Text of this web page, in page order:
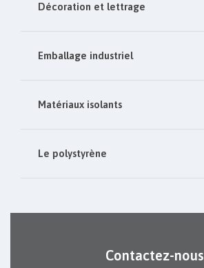
Décoration et lettrage
Emballage industriel
Matériaux isolants
Le polystyrène
Contactez-nous